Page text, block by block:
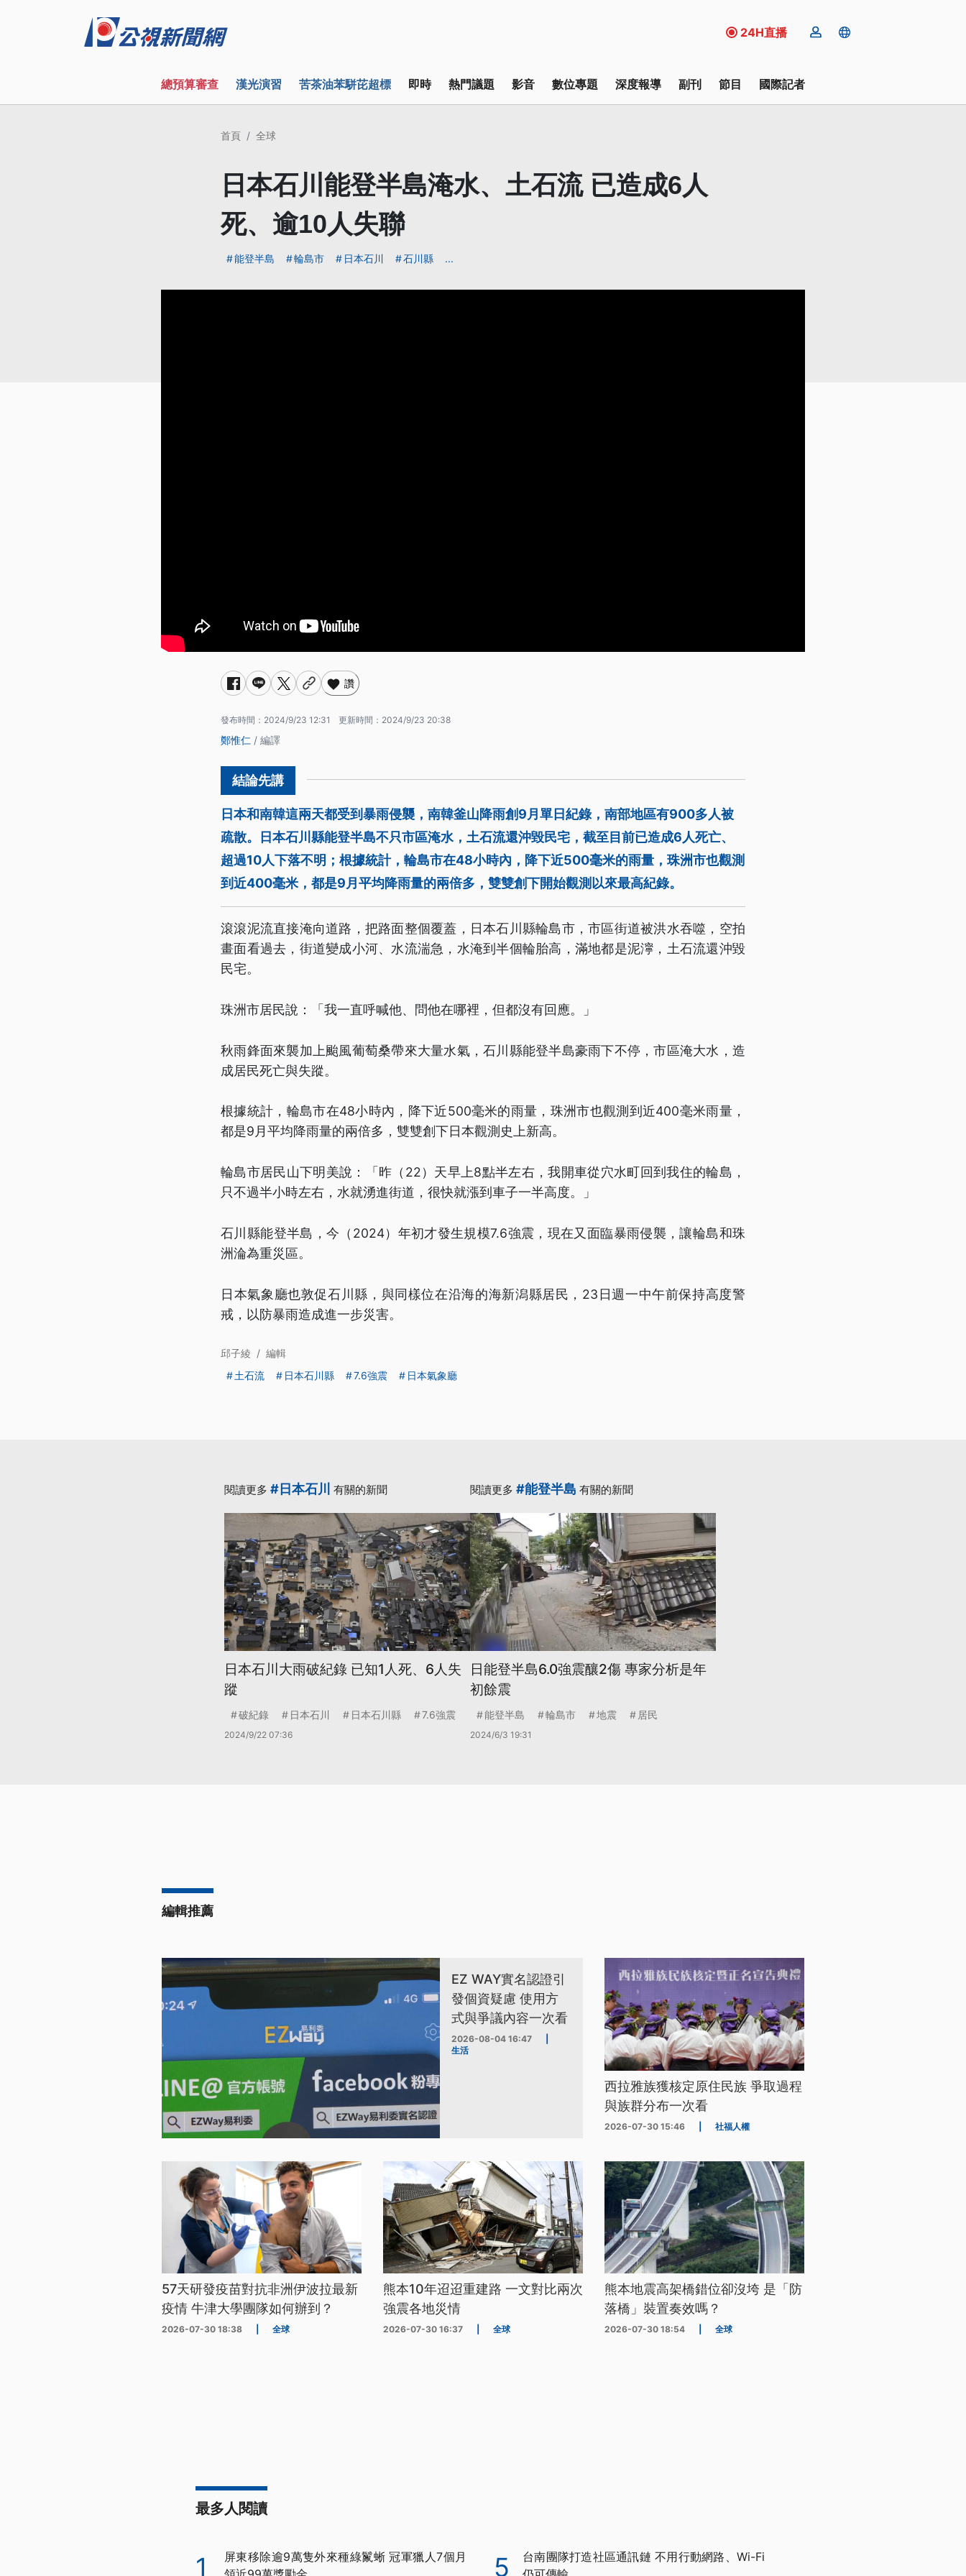
24H直播
總預算審查 漢光演習 苦茶油苯駢芘超標 即時 熱門議題 影音 數位專題 深度報導 副刊 節目 國際記者
首頁 全球
日本石川能登半島淹水、土石流 已造成6人
死、逾10人失聯
能登半島 輪島市 日本石川 石川縣 ...
讚
發布時間： 2024/9/23 12:31 更新時間： 2024/9/23 20:38
鄭惟仁 / 編譯
日本和南韓這兩天都受到暴雨侵襲，南韓釜山降雨創9月單日紀錄，南部地區有900多人被
疏散。日本石川縣能登半島不只市區淹水，土石流還沖毀民宅，截至目前已造成6人死亡、
超過10人下落不明；根據統計，輪島市在48小時內，降下近500毫米的雨量，珠洲市也觀測
到近400毫米，都是9月平均降雨量的兩倍多，雙雙創下開始觀測以來最高紀錄。
滾滾泥流直接淹向道路，把路面整個覆蓋，日本石川縣輪島市，市區街道被洪水吞噬，空拍
畫面看過去，街道變成小河、水流湍急，水淹到半個輪胎高，滿地都是泥濘，土石流還沖毀
民宅。
珠洲市居民說：「我一直呼喊他、問他在哪裡，但都沒有回應。」
秋雨鋒面來襲加上颱風葡萄桑帶來大量水氣，石川縣能登半島豪雨下不停，市區淹大水，造
成居民死亡與失蹤。
根據統計，輪島市在48小時內，降下近500毫米的雨量，珠洲市也觀測到近400毫米雨量，
都是9月平均降雨量的兩倍多，雙雙創下日本觀測史上新高。
輪島市居民山下明美說：「昨（22）天早上8點半左右，我開車從穴水町回到我住的輪島，
只不過半小時左右，水就湧進街道，很快就漲到車子一半高度。」
石川縣能登半島，今（2024）年初才發生規模7.6強震，現在又面臨暴雨侵襲，讓輪島和珠
洲淪為重災區。
日本氣象廳也敦促石川縣，與同樣位在沿海的海新潟縣居民，23日週一中午前保持高度警
戒，以防暴雨造成進一步災害。
邱子綾 / 編輯
土石流
日本石川縣 7.6強震 日本氣象廳
閱讀更多 #日本石川 有關的新聞
日本石川大雨破紀錄 已知1人死、6人失
蹤
破紀錄 日本石川 日本石川縣 7.6強震
2024/9/22 07:36
閱讀更多 #能登半島 有關的新聞
日能登半島6.0強震釀2傷 專家分析是年
初餘震
能登半島 輪島市 地震 居民
2024/6/3 19:31
編輯推薦
EZ WAY實名認證引
發個資疑慮 使用方
式與爭議內容一次看
2026-08-04 16:47
生活
西拉雅族獲核定原住民族 爭取過程
與族群分布一次看
2026-07-30 15:46 社福人權
57天研發疫苗對抗非洲伊波拉最新
疫情 牛津大學團隊如何辦到？
2026-07-30 18:38 全球
熊本10年迢迢重建路 一文對比兩次
強震各地災情
2026-07-30 16:37 全球
熊本地震高架橋錯位卻沒垮 是「防
落橋」裝置奏效嗎？
2026-07-30 18:54 全球
最多人閱讀
1
屏東移除逾9萬隻外來種綠鬣蜥 冠軍獵人7個月
5
台南團隊打造社區通訊鏈 不用行動網路、Wi-Fi